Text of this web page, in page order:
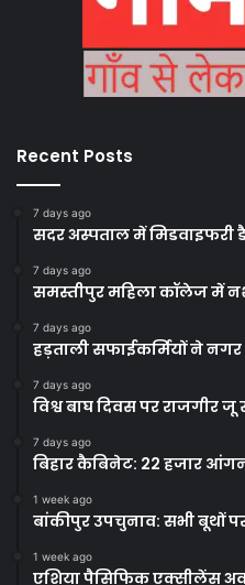
Recent Posts
7 days ago
सदर अस्पताल में मिडवाइफरी
7 days ago
समस्तीपुर महिला कॉलेज में
7 days ago
हड़ताली सफाईकर्मियों ने
7 days ago
विश्व बाघ दिवस पर राजगीर
7 days ago
बिहार कैबिनेट: 22 हजार
1 week ago
बांकीपुर उपचुनाव: सभी बूथों
1 week ago
एशिया पैसिफिक एक्सीलेंस